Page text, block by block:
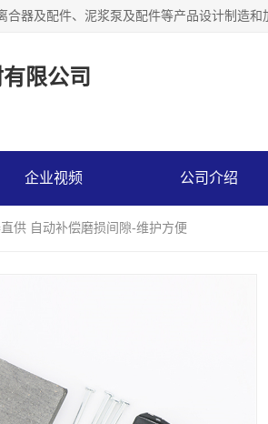
限公司
企业视频 公司介绍
供 自动补偿磨损间隙-维护方便